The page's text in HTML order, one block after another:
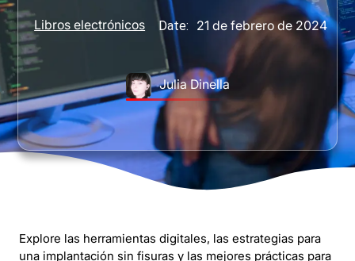
Libros electrónicos Date: 21 de febrero de 2024
Julia Dinella
Explore las herramientas digitales, las estrategias para
una implantación sin fisuras y las mejores prácticas para